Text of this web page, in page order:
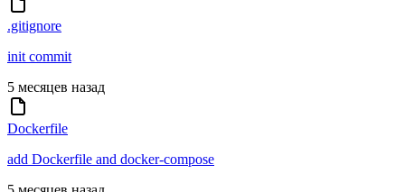
.gitignore
init commit
5 месяцев назад
Dockerfile
add Dockerfile and docker-compose